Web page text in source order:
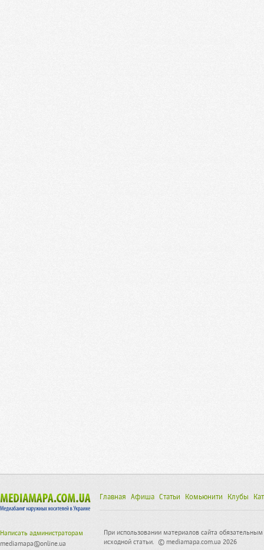
Главная Афиша Статьи Комьюнити Клубы
Написать администраторам
mediamapa@online.ua
При использовании материалов сайта
исходной статьи.
© mediamapa.com.ua 2026